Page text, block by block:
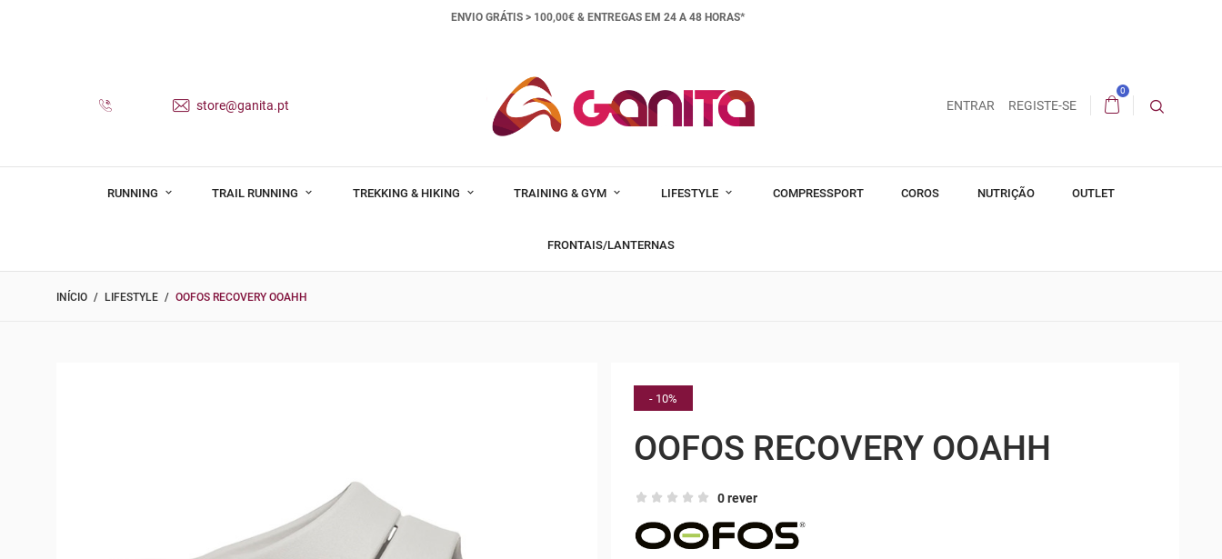
ENVIO GRÁTIS > 100,00€ & ENTREGAS EM 24 A 48 HORAS*
store@ganita.pt ENTRAR REGISTE-SE
0
RUNNING TRAIL RUNNING TREKKING & HIKING TRAINING & GYM LIFESTYLE COMPRESSPORT COROS NUTRIÇÃO OUTLET
FRONTAIS/LANTERNAS
INÍCIO LIFESTYLE OOFOS RECOVERY OOAHH
- 10%
OOFOS RECOVERY OOAHH
0 rever